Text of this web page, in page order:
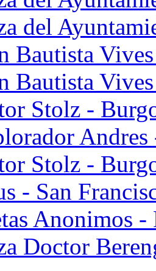
del
Bautista
Bautista
Stolz -
Andres
Stolz -
- San
Anonimos
Doctor